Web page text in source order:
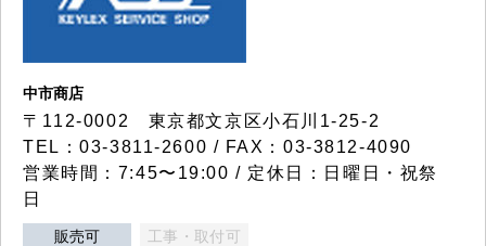
中市商店
〒112-0002 東京都文京区小石川1-25-2
TEL：03-3811-2600 / FAX：03-3812-4090
営業時間：7:45〜19:00 / 定休日：日曜日・祝祭
日
販売可 工事・取付可